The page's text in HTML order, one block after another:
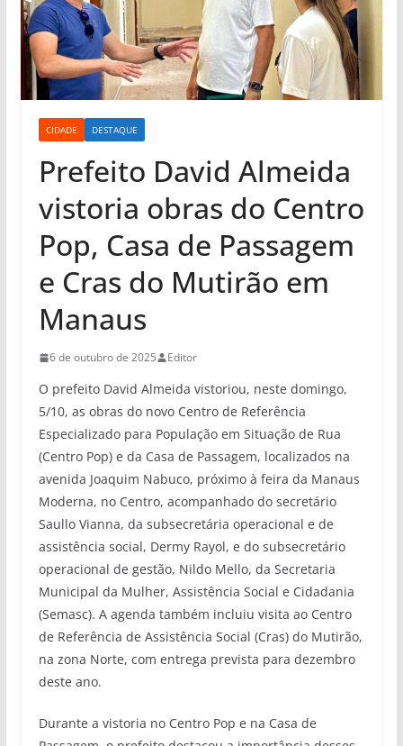
CIDADE DESTAQUE
Prefeito David Almeida
vistoria obras do Centro
Pop, Casa de Passagem
e Cras do Mutirão em
Manaus
6 de outubro de 2025 Editor
O prefeito David Almeida vistoriou, neste domingo,
5/10, as obras do novo Centro de Referência
Especializado para População em Situação de Rua
(Centro Pop) e da Casa de Passagem, localizados na
avenida Joaquim Nabuco, próximo à feira da Manaus
Moderna, no Centro, acompanhado do secretário
Saullo Vianna, da subsecretária operacional e de
assistência social, Dermy Rayol, e do subsecretário
operacional de gestão, Nildo Mello, da Secretaria
Municipal da Mulher, Assistência Social e Cidadania
(Semasc). A agenda também incluiu visita ao Centro
de Referência de Assistência Social (Cras) do Mutirão,
na zona Norte, com entrega prevista para dezembro
deste ano.
Durante a vistoria no Centro Pop e na Casa de